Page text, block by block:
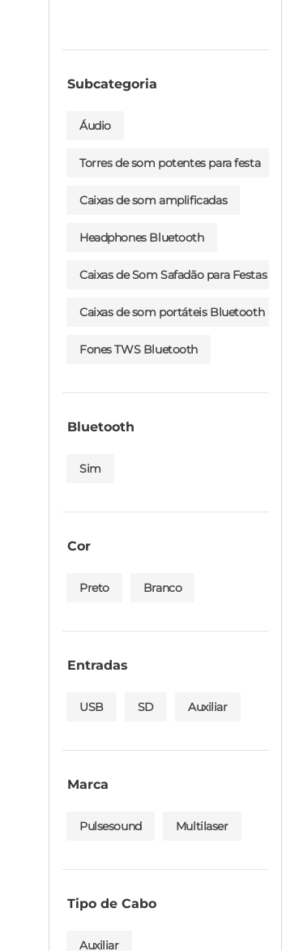
Subcategoria
Áudio
Torres de som potentes para festa
Caixas de som amplificadas
Headphones Bluetooth
Caixas de Som Safadão para Festas
Caixas de som portáteis Bluetooth
Fones TWS Bluetooth
Bluetooth
Sim
Cor
Preto Branco
Entradas
USB SD Auxiliar
Marca
Pulsesound Multilaser
Tipo de Cabo
Auxiliar